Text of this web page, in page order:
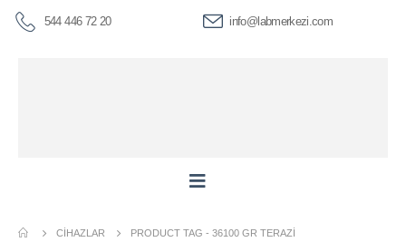
544 446 72 20 info@labmerkezi.com
CIHAZLAR PRODUCT TAG - 36100 GR TERAZI